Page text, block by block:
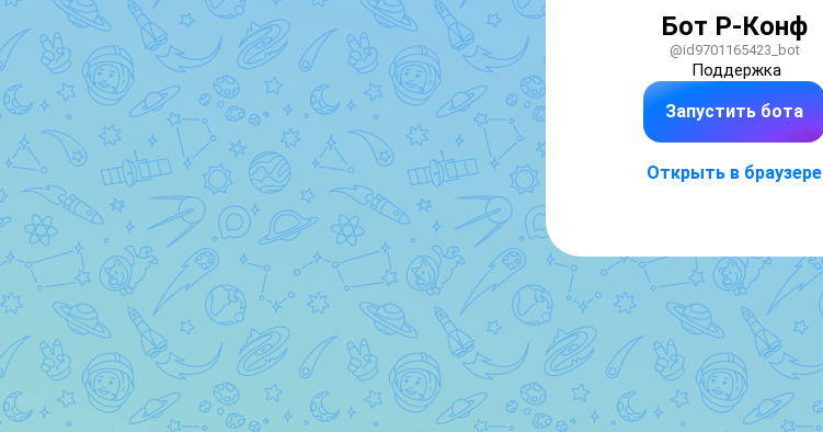
Бот Р-Конф
@id9701165423_bot
Поддержка
Запустить бота
Открыть в браузере